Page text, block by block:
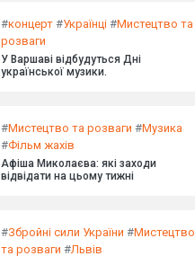
#концерт #Українці #Мистецтво та
розваги
У Варшаві відбудуться Дні
української музики.
#Мистецтво та розваги #Музика
#Фільм жахів
Афіша Миколаєва: які заходи
відвідати на цьому тижні
#Збройні сили України #Мистецтво
та розваги #Львів